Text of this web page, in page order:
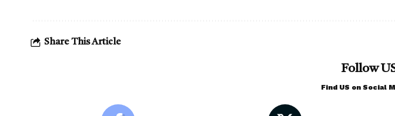
Share This Article
Follow
Find US on Social